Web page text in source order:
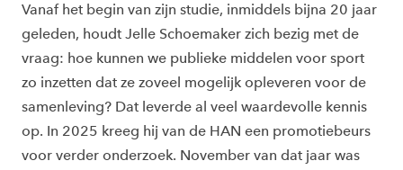
Vanaf het begin van zijn studie, inmiddels bijna 20 jaar
geleden, houdt Jelle Schoemaker zich bezig met de
vraag: hoe kunnen we publieke middelen voor sport
zo inzetten dat ze zoveel mogelijk opleveren voor de
samenleving? Dat leverde al veel waardevolle kennis
op. In 2025 kreeg hij van de HAN een promotiebeurs
voor verder onderzoek. November van dat jaar was